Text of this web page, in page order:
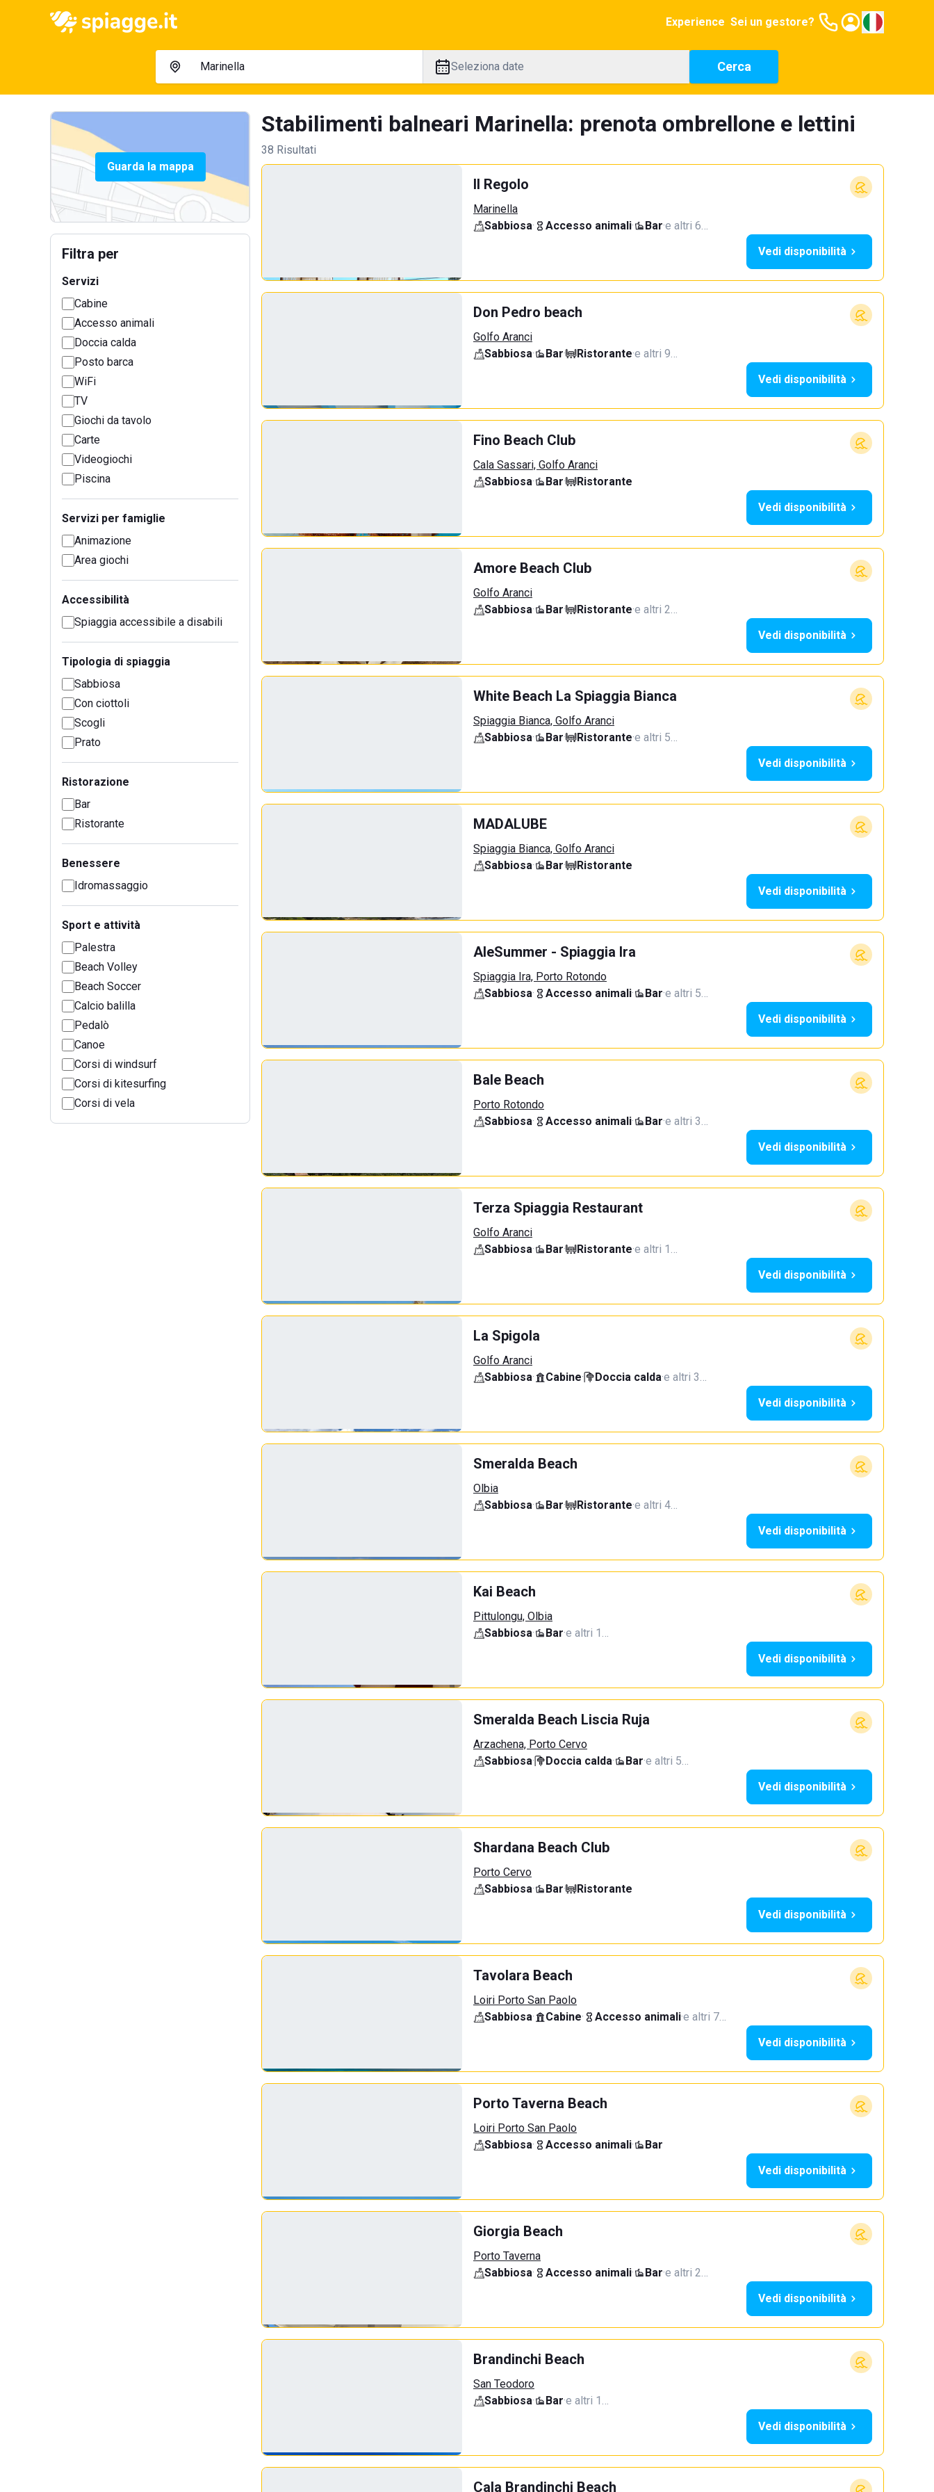
Experience Sei un gestore?
Seleziona date Cerca
Guarda la mappa
Filtra per
Servizi
Cabine
Accesso animali
Doccia calda
Posto barca
WiFi
TV
Giochi da tavolo
Carte
Videogiochi
Piscina
Servizi per famiglie
Animazione
Area giochi
Accessibilità
Spiaggia accessibile a disabili
Tipologia di spiaggia
Sabbiosa
Con ciottoli
Scogli
Prato
Ristorazione
Bar
Ristorante
Benessere
Idromassaggio
Sport e attività
Palestra
Beach Volley
Beach Soccer
Calcio balilla
Pedalò
Canoe
Corsi di windsurf
Corsi di kitesurfing
Corsi di vela
Stabilimenti balneari Marinella: prenota ombrellone e lettini
38 Risultati
Il Regolo
Marinella
Sabbiosa· Accesso animali· Bar·e altri 6…
Vedi disponibilità
Don Pedro beach
Golfo Aranci
Sabbiosa· Bar· Ristorante·e altri 9…
Vedi disponibilità
Fino Beach Club
Cala Sassari, Golfo Aranci
Sabbiosa· Bar·
Ristorante
Vedi disponibilità
Amore Beach Club
Golfo Aranci
Sabbiosa· Bar· Ristorante·e altri 2…
Vedi disponibilità
White Beach La Spiaggia Bianca
Spiaggia Bianca, Golfo Aranci
Sabbiosa· Bar· Ristorante·e altri 5…
Vedi disponibilità
MADALUBE
Spiaggia Bianca, Golfo Aranci
Sabbiosa· Bar·
Ristorante
Vedi disponibilità
AleSummer - Spiaggia Ira
Spiaggia Ira, Porto Rotondo
Sabbiosa· Accesso animali· Bar·e altri 5…
Vedi disponibilità
Bale Beach
Porto Rotondo
Sabbiosa· Accesso animali· Bar·e altri 3…
Vedi disponibilità
Terza Spiaggia Restaurant
Golfo Aranci
Sabbiosa· Bar· Ristorante·e altri 1…
Vedi disponibilità
La Spigola
Golfo Aranci
Sabbiosa· Cabine· Doccia calda·e altri 3…
Vedi disponibilità
Smeralda Beach
Olbia
Sabbiosa· Bar· Ristorante·e altri 4…
Vedi disponibilità
Kai Beach
Pittulongu, Olbia
Sabbiosa· Bar·e altri 1…
Vedi disponibilità
Smeralda Beach Liscia Ruja
Arzachena, Porto Cervo
Sabbiosa· Doccia calda· Bar·e altri 5…
Vedi disponibilità
Shardana Beach Club
Porto Cervo
Sabbiosa· Bar·
Ristorante
Vedi disponibilità
Tavolara Beach
Loiri Porto San Paolo
Sabbiosa· Cabine· Accesso animali·e altri 7…
Vedi disponibilità
Porto Taverna Beach
Loiri Porto San Paolo
Sabbiosa· Accesso animali·
Bar
Vedi disponibilità
Giorgia Beach
Porto Taverna
Sabbiosa· Accesso animali· Bar·e altri 2…
Vedi disponibilità
Brandinchi Beach
San Teodoro
Sabbiosa· Bar·e altri 1…
Vedi disponibilità
Cala Brandinchi Beach